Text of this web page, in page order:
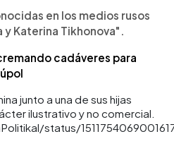
en los medios rusos
y Katerina Tikhonova".
cadáveres para
junto a una de sus hijas
ilustrativo y no comercial.
status/